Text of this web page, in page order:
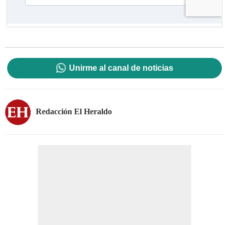
Unirme al canal de noticias
Redacción El Heraldo